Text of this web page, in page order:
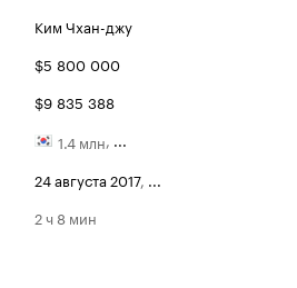
Ким Чхан-джу
$5 800 000
$9 835 388
1.4 млн, ...
24 августа 2017,
2 ч 8 мин